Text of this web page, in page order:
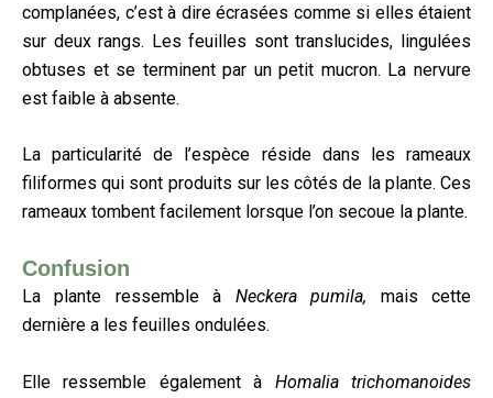
complanées, c’est à dire écrasées comme si elles étaient
sur deux rangs. Les feuilles sont translucides, lingulées
obtuses et se terminent par un petit mucron. La nervure
est faible à absente.
La particularité de l’espèce réside dans les rameaux
filiformes qui sont produits sur les côtés de la plante. Ces
rameaux tombent facilement lorsque l’on secoue la plante.
Confusion
La plante ressemble à Neckera pumila, mais cette
dernière a les feuilles ondulées.
Elle ressemble également à Homalia trichomanoides